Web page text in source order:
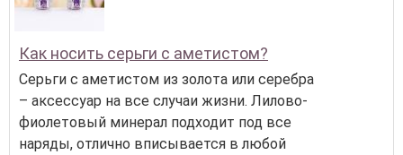
Как носить серьги с аметистом?
Серьги с аметистом из золота или серебра
– аксессуар на все случаи жизни. Лилово-
фиолетовый минерал подходит под все
наряды, отлично вписывается в любой